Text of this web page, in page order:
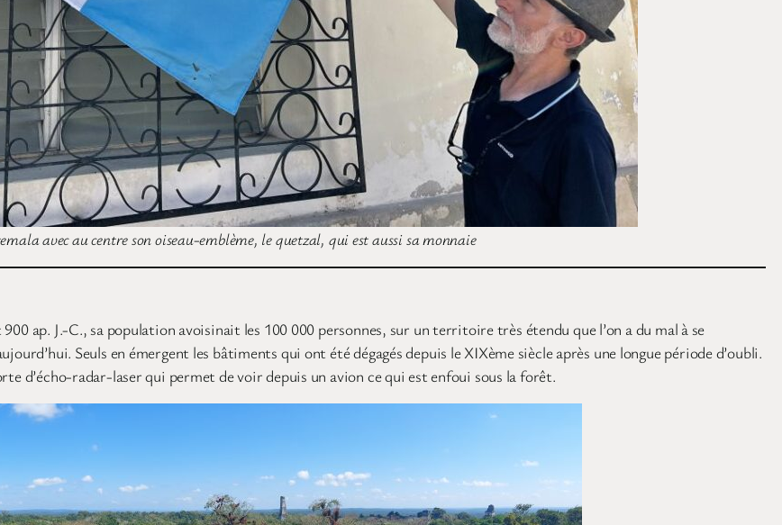
avec au centre son oiseau-emblème, le quetzal, qui est aussi sa monnaie
ap. J.-C., sa population avoisinait les 100 000 personnes, sur un territoire très étendu que l’on a du mal à se
Seuls en émergent les bâtiments qui ont été dégagés depuis le XIXème siècle après une longue période d’oubli.
d’écho-radar-laser qui permet de voir depuis un avion ce qui est enfoui sous la forêt.